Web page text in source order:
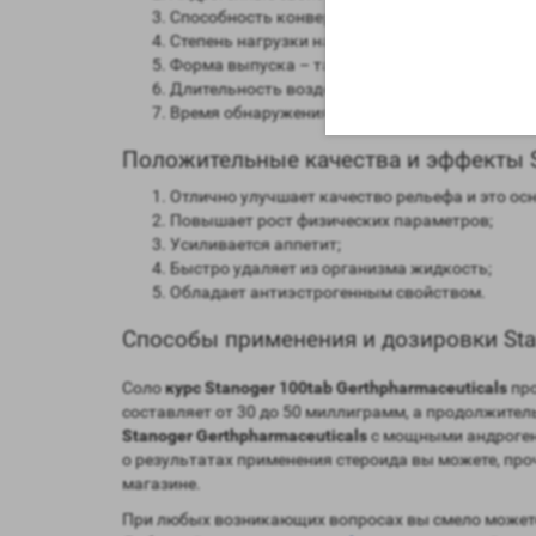
Способность конвертироваться в женские
Степень нагрузки на печень – средняя;
Форма выпуска – таблетированная,
Длительность воздействия на организм – от
Время обнаружения следов применения
Положительные качества и эффекты
Отлично улучшает качество рельефа и это
Повышает рост физических параметров;
Усиливается аппетит;
Быстро удаляет из организма жидкость;
Обладает антиэстрогенным свойством.
Способы применения и дозировки
Солокурс Stanoger 100tab Gerthpharmaceuticals
составляет от 30 до 50 миллиграмм, а
Stanoger Gerthpharmaceuticalsс мощными
о результатах применения стероида вы можете,
магазине.
При любых возникающих вопросах вы смело